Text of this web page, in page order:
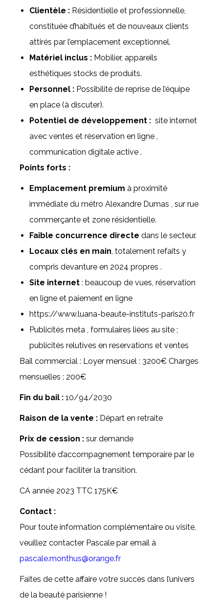
Clientèle : Résidentielle et professionnelle,
constituée d’habitués et de nouveaux clients
attirés par l’emplacement exceptionnel.
Matériel inclus : Mobilier, appareils
esthétiques stocks de produits.
Personnel : Possibilité de reprise de l’équipe
en place (à discuter).
Potentiel de développement : site internet
avec ventes et réservation en ligne ,
communication digitale active .
Points forts :
Emplacement premium à proximité
immédiate du métro Alexandre Dumas , sur rue
commerçante et zone résidentielle.
Faible concurrence directe dans le secteur.
Locaux clés en main, totalement refaits y
compris devanture en 2024 propres .
Site internet : beaucoup de vues, réservation
en ligne et paiement en ligne
https://www.luana-beaute-instituts-paris20.fr
Publicités meta , formulaires liées au site ;
publicités relutives en reservations et ventes
Bail commercial : Loyer mensuel : 3200€ Charges
mensuelles : 200€
Fin du bail : 10/94/2030
Raison de la vente : Départ en retraite
Prix de cession : sur demande
Possibilité d’accompagnement temporaire par le
cédant pour faciliter la transition.
CA année 2023 TTC 175K€
Contact :
Pour toute information complémentaire ou visite,
veuillez contacter Pascale par email à
pascale.monthus@orange.fr
Faites de cette affaire votre succès dans l’univers
de la beauté parisienne !